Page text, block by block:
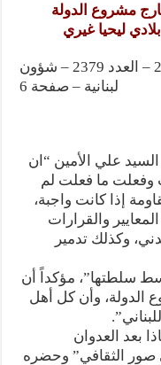
مشروع الدولة
ليحيا غيري
المستقبل – الخميس 7 أيلول 2006 – العدد 2379 – شؤون
لبنانية – صفحة 6
علي الأمين “ان
وفعلت ما فعلت لم
إذا كانت واجبة،
والقرارات
وكذلك تدمير
سلطتها”، مؤكداً أن
الدولة، وأن كل أهل
بعد العدوان
صور الثقافي” وحضره